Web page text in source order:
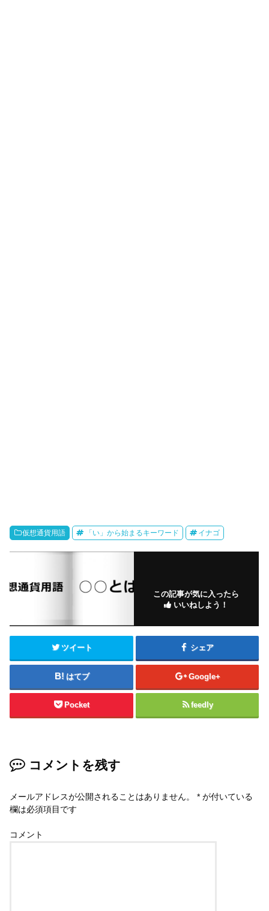
仮想通貨用語 「い」から始まるキーワード イナゴ
この記事が気に入ったら
いいねしよう！
ツイート シェア
はてブ Google+
Pocket feedly
コメントを残す
メールアドレスが公開されることはありません。 * が付いている
欄は必須項目です
コメント